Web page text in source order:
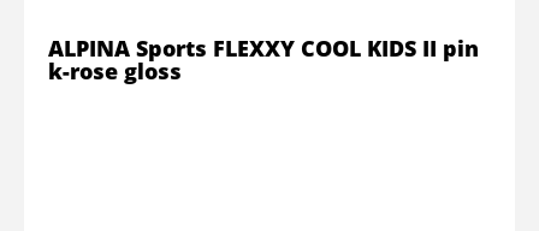
ALPINA Sports FLEXXY COOL KIDS II pin
k-rose gloss